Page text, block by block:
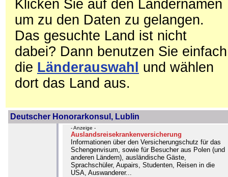
Klicken Sie auf den Ländernamen
um zu den Daten zu gelangen.
Das gesuchte Land ist nicht
dabei? Dann benutzen Sie einfach
die Länderauswahl
und wählen
dort das Land aus.
Deutscher Honorarkonsul, Lublin
- Anzeige -
Auslandsreisekrankenversicherung
Informationen über den Versicherungschutz für das
Schengenvisum, sowie für Besucher aus Polen (und
anderen Ländern), ausländische Gäste,
Sprachschüler, Aupairs, Studenten, Reisen in die
USA, Auswanderer...